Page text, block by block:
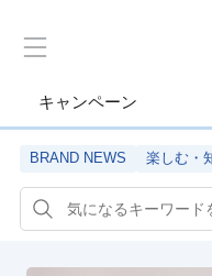
キャンペーン
BRAND NEWS 楽しむ・